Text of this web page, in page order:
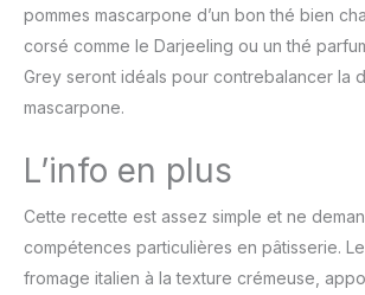
pommes mascarpone d’un bon thé bien
corsé comme le Darjeeling ou un thé
Grey seront idéals pour contrebalancer la
mascarpone.
L’info en plus
Cette recette est assez simple et ne
compétences particulières en pâtisserie.
fromage italien à la texture crémeuse,